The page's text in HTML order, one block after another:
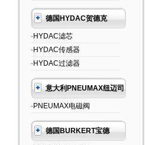
德国HYDAC贺德克
·HYDAC滤芯
·HYDAC传感器
·HYDAC过滤器
意大利PNEUMAX纽迈司
·PNEUMAX电磁阀
德国BURKERT宝德